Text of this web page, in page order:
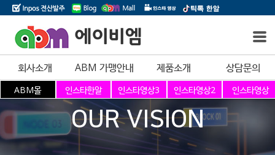
에이비엠
회사소개 ABM 가맹안내 제품소개 상담문의
OUR VISION